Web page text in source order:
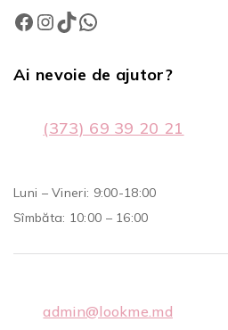
Ai nevoie de ajutor?
(373) 69 39 20 21
Luni – Vineri: 9:00-18:00
Sîmbăta: 10:00 – 16:00
admin@lookme.md